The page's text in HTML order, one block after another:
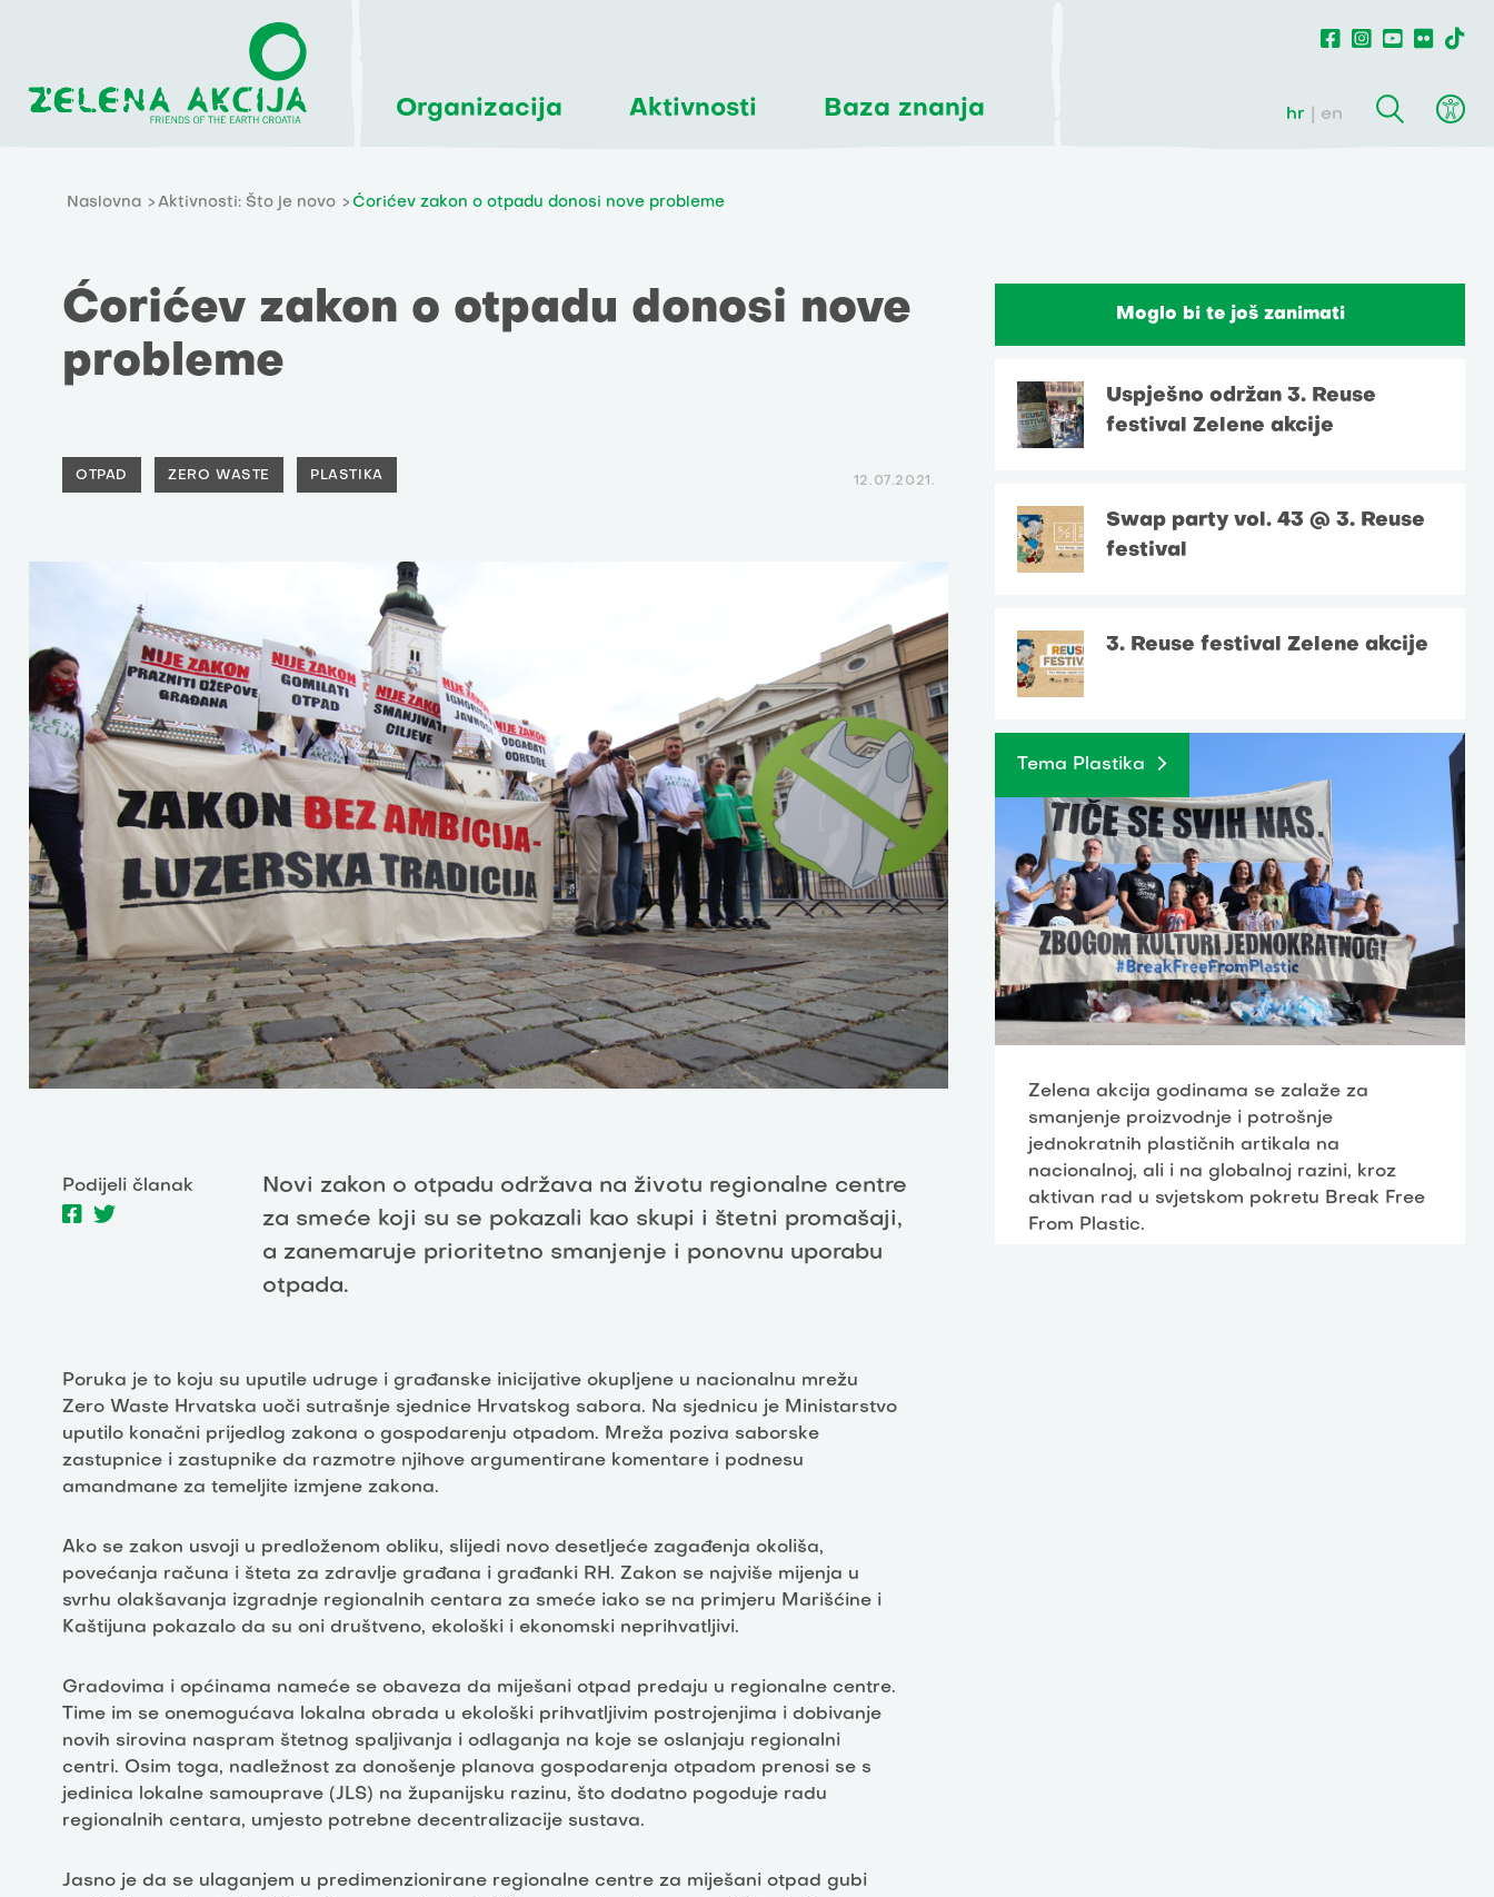
Organizacija Aktivnosti Baza znanja hr en
Naslovna Aktivnosti: Što je novo Ćorićev zakon o otpadu donosi nove probleme
Ćorićev zakon o otpadu donosi nove
probleme
OTPAD ZERO WASTE PLASTIKA 12.07.2021.
Podijeli članak
Novi zakon o otpadu održava na životu regionalne centre
za smeće koji su se pokazali kao skupi i štetni promašaji,
a zanemaruje prioritetno smanjenje i ponovnu uporabu
otpada.
Poruka je to koju su uputile udruge i građanske inicijative okupljene u nacionalnu mrežu
Zero Waste Hrvatska uoči sutrašnje sjednice Hrvatskog sabora. Na sjednicu je Ministarstvo
uputilo konačni prijedlog zakona o gospodarenju otpadom. Mreža poziva saborske
zastupnice i zastupnike da razmotre njihove argumentirane komentare i podnesu
amandmane za temeljite izmjene zakona.
Ako se zakon usvoji u predloženom obliku, slijedi novo desetljeće zagađenja okoliša,
povećanja računa i šteta za zdravlje građana i građanki RH. Zakon se najviše mijenja u
svrhu olakšavanja izgradnje regionalnih centara za smeće iako se na primjeru Marišćine i
Kaštijuna pokazalo da su oni društveno, ekološki i ekonomski neprihvatljivi.
Gradovima i općinama nameće se obaveza da miješani otpad predaju u regionalne centre.
Time im se onemogućava lokalna obrada u ekološki prihvatljivim postrojenjima i dobivanje
novih sirovina naspram štetnog spaljivanja i odlaganja na koje se oslanjaju regionalni
centri. Osim toga, nadležnost za donošenje planova gospodarenja otpadom prenosi se s
jedinica lokalne samouprave (JLS) na županijsku razinu, što dodatno pogoduje radu
regionalnih centara, umjesto potrebne decentralizacije sustava.
Jasno je da se ulaganjem u predimenzionirane regionalne centre za miješani otpad gubi
Moglo bi te još zanimati
Uspješno održan 3. Reuse
festival Zelene akcije
Swap party vol. 43 @ 3. Reuse
festival
3. Reuse festival Zelene akcije
Tema Plastika
Zelena akcija godinama se zalaže za
smanjenje proizvodnje i potrošnje
jednokratnih plastičnih artikala na
nacionalnoj, ali i na globalnoj razini, kroz
aktivan rad u svjetskom pokretu Break Free
From Plastic.